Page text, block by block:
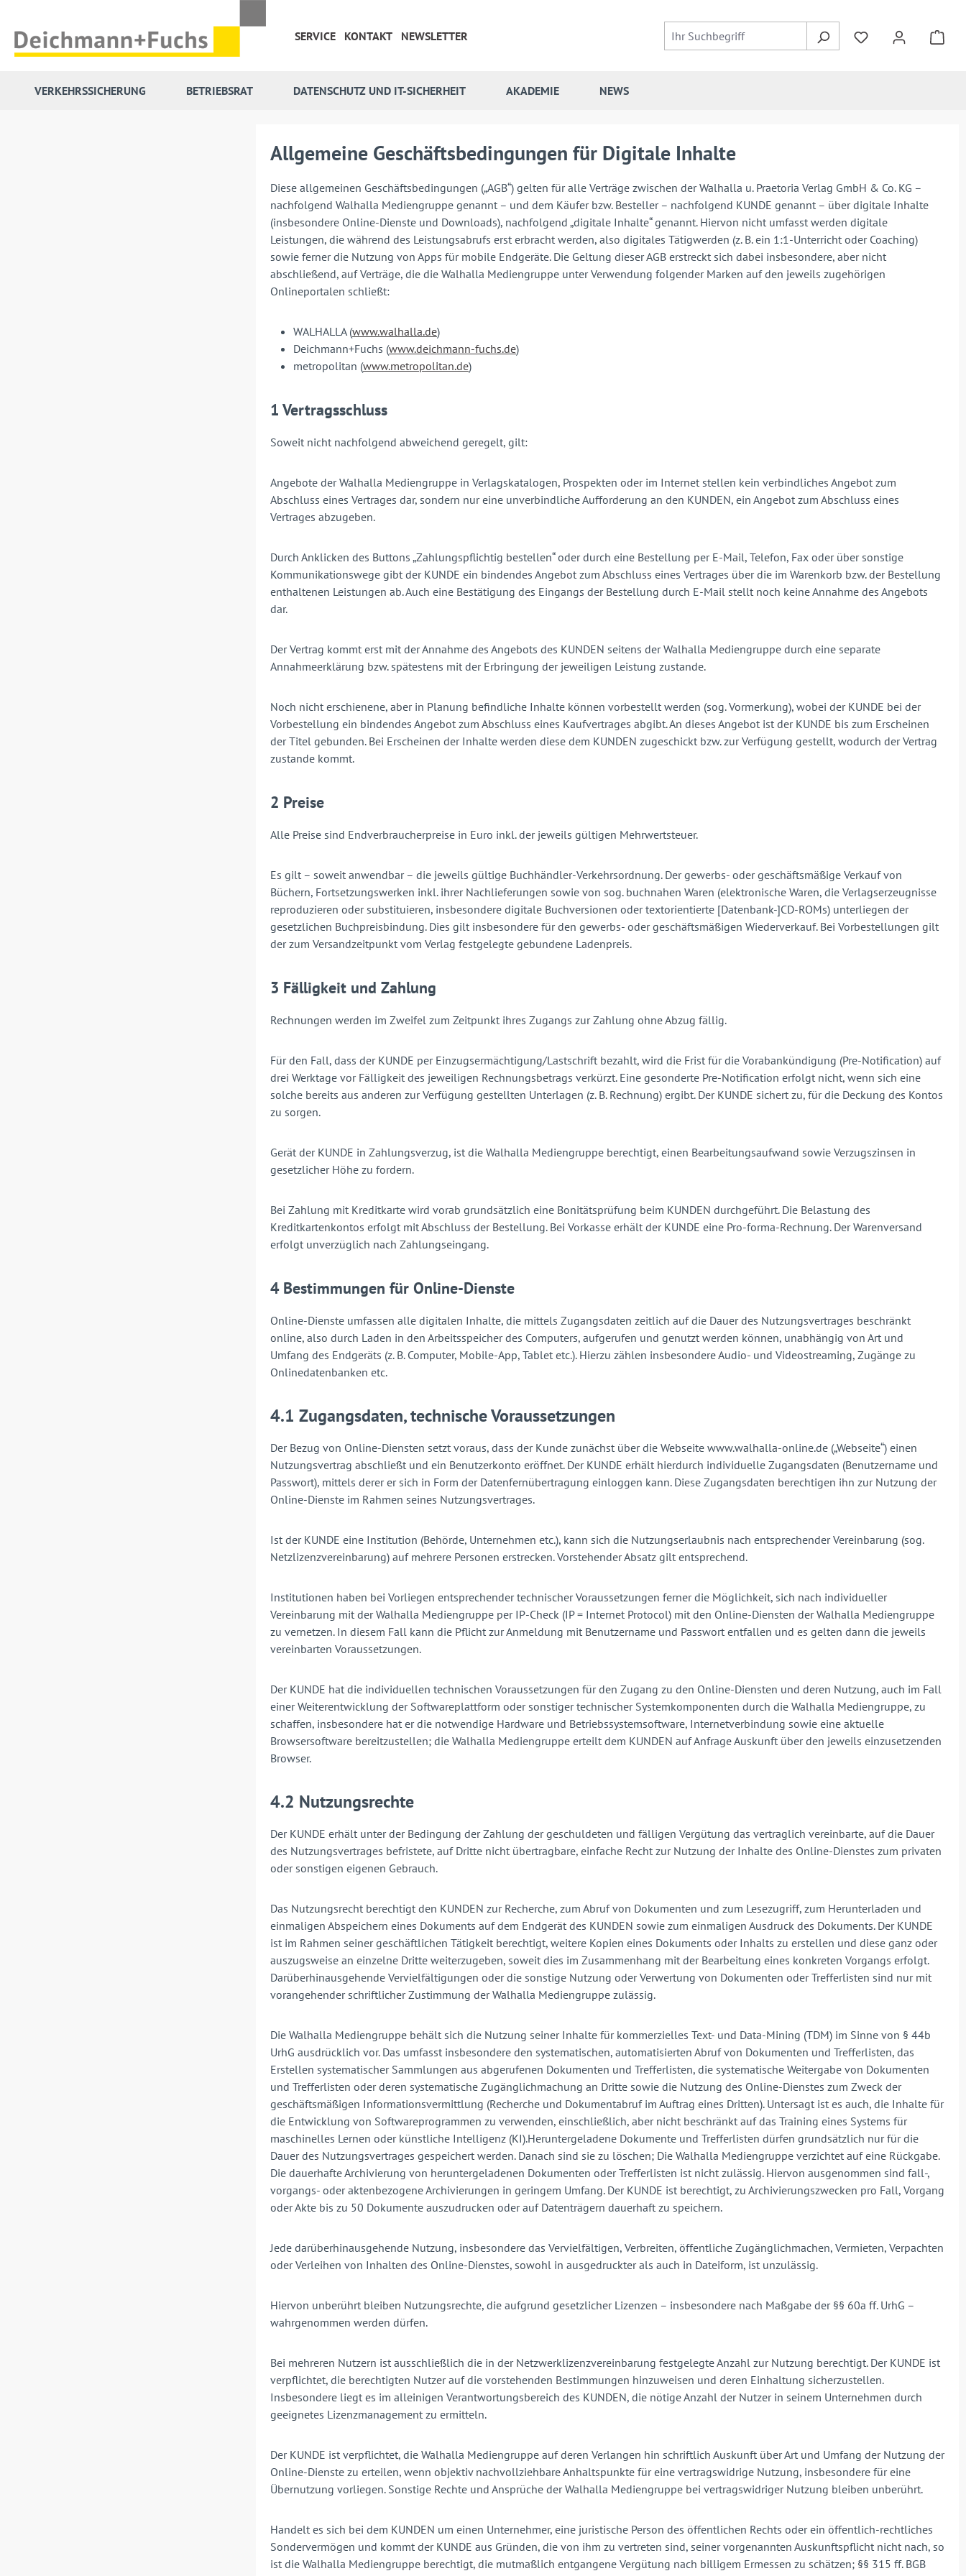
SERVICE
KONTAKT NEWSLETTER
VERKEHRSSICHERUNG BETRIEBSRAT DATENSCHUTZ UND IT-SICHERHEIT AKADEMIE NEWS
Allgemeine Geschäftsbedingungen für Digitale Inhalte
Diese allgemeinen Geschäftsbedingungen („AGB“) gelten für alle Verträge zwischen der Walhalla u. Praetoria Verlag GmbH & Co. KG –
nachfolgend Walhalla Mediengruppe genannt – und dem Käufer bzw. Besteller – nachfolgend KUNDE genannt – über digitale Inhalte
(insbesondere Online-Dienste und Downloads), nachfolgend „digitale Inhalte“ genannt. Hiervon nicht umfasst werden digitale
Leistungen, die während des Leistungsabrufs erst erbracht werden, also digitales Tätigwerden (z. B. ein 1:1-Unterricht oder Coaching)
sowie ferner die Nutzung von Apps für mobile Endgeräte. Die Geltung dieser AGB erstreckt sich dabei insbesondere, aber nicht
abschließend, auf Verträge, die die Walhalla Mediengruppe unter Verwendung folgender Marken auf den jeweils zugehörigen
Onlineportalen schließt:
WALHALLA (www.walhalla.de)
Deichmann+Fuchs (www.deichmann-fuchs.de)
metropolitan (www.metropolitan.de)
1 Vertragsschluss
Soweit nicht nachfolgend abweichend geregelt, gilt:
Angebote der Walhalla Mediengruppe in Verlagskatalogen, Prospekten oder im Internet stellen kein verbindliches Angebot zum
Abschluss eines Vertrages dar, sondern nur eine unverbindliche Aufforderung an den KUNDEN, ein Angebot zum Abschluss eines
Vertrages abzugeben.
Durch Anklicken des Buttons „Zahlungspflichtig bestellen“ oder durch eine Bestellung per E-Mail, Telefon, Fax oder über sonstige
Kommunikationswege gibt der KUNDE ein bindendes Angebot zum Abschluss eines Vertrages über die im Warenkorb bzw. der Bestellung
enthaltenen Leistungen ab. Auch eine Bestätigung des Eingangs der Bestellung durch E-Mail stellt noch keine Annahme des Angebots
dar.
Der Vertrag kommt erst mit der Annahme des Angebots des KUNDEN seitens der Walhalla Mediengruppe durch eine separate
Annahmeerklärung bzw. spätestens mit der Erbringung der jeweiligen Leistung zustande.
Noch nicht erschienene, aber in Planung befindliche Inhalte können vorbestellt werden (sog. Vormerkung), wobei der KUNDE bei der
Vorbestellung ein bindendes Angebot zum Abschluss eines Kaufvertrages abgibt. An dieses Angebot ist der KUNDE bis zum Erscheinen
der Titel gebunden. Bei Erscheinen der Inhalte werden diese dem KUNDEN zugeschickt bzw. zur Verfügung gestellt, wodurch der Vertrag
zustande kommt.
2 Preise
Alle Preise sind Endverbraucherpreise in Euro inkl. der jeweils gültigen Mehrwertsteuer.
Es gilt – soweit anwendbar – die jeweils gültige Buchhändler-Verkehrsordnung. Der gewerbs- oder geschäftsmäßige Verkauf von
Büchern, Fortsetzungswerken inkl. ihrer Nachlieferungen sowie von sog. buchnahen Waren (elektronische Waren, die Verlagserzeugnisse
reproduzieren oder substituieren, insbesondere digitale Buchversionen oder textorientierte [Datenbank-]CD-ROMs) unterliegen der
gesetzlichen Buchpreisbindung. Dies gilt insbesondere für den gewerbs- oder geschäftsmäßigen Wiederverkauf. Bei Vorbestellungen gilt
der zum Versandzeitpunkt vom Verlag festgelegte gebundene Ladenpreis.
3 Fälligkeit und Zahlung
Rechnungen werden im Zweifel zum Zeitpunkt ihres Zugangs zur Zahlung ohne Abzug fällig.
Für den Fall, dass der KUNDE per Einzugsermächtigung/Lastschrift bezahlt, wird die Frist für die Vorabankündigung (Pre-Notification) auf
drei Werktage vor Fälligkeit des jeweiligen Rechnungsbetrags verkürzt. Eine gesonderte Pre-Notification erfolgt nicht, wenn sich eine
solche bereits aus anderen zur Verfügung gestellten Unterlagen (z. B. Rechnung) ergibt. Der KUNDE sichert zu, für die Deckung des Kontos
zu sorgen.
Gerät der KUNDE in Zahlungsverzug, ist die Walhalla Mediengruppe berechtigt, einen Bearbeitungsaufwand sowie Verzugszinsen in
gesetzlicher Höhe zu fordern.
Bei Zahlung mit Kreditkarte wird vorab grundsätzlich eine Bonitätsprüfung beim KUNDEN durchgeführt. Die Belastung des
Kreditkartenkontos erfolgt mit Abschluss der Bestellung. Bei Vorkasse erhält der KUNDE eine Pro-forma-Rechnung. Der Warenversand
erfolgt unverzüglich nach Zahlungseingang.
4 Bestimmungen für Online-Dienste
Online-Dienste umfassen alle digitalen Inhalte, die mittels Zugangsdaten zeitlich auf die Dauer des Nutzungsvertrages beschränkt
online, also durch Laden in den Arbeitsspeicher des Computers, aufgerufen und genutzt werden können, unabhängig von Art und
Umfang des Endgeräts (z. B. Computer, Mobile-App, Tablet etc.). Hierzu zählen insbesondere Audio- und Videostreaming, Zugänge zu
Onlinedatenbanken etc.
4.1 Zugangsdaten, technische Voraussetzungen
Der Bezug von Online-Diensten setzt voraus, dass der Kunde zunächst über die Webseite www.walhalla-online.de („Webseite“) einen
Nutzungsvertrag abschließt und ein Benutzerkonto eröffnet. Der KUNDE erhält hierdurch individuelle Zugangsdaten (Benutzername und
Passwort), mittels derer er sich in Form der Datenfernübertragung einloggen kann. Diese Zugangsdaten berechtigen ihn zur Nutzung der
Online-Dienste im Rahmen seines Nutzungsvertrages.
Ist der KUNDE eine Institution (Behörde, Unternehmen etc.), kann sich die Nutzungserlaubnis nach entsprechender Vereinbarung (sog.
Netzlizenzvereinbarung) auf mehrere Personen erstrecken. Vorstehender Absatz gilt entsprechend.
Institutionen haben bei Vorliegen entsprechender technischer Voraussetzungen ferner die Möglichkeit, sich nach individueller
Vereinbarung mit der Walhalla Mediengruppe per IP-Check (IP = Internet Protocol) mit den Online-Diensten der Walhalla Mediengruppe
zu vernetzen. In diesem Fall kann die Pflicht zur Anmeldung mit Benutzername und Passwort entfallen und es gelten dann die jeweils
vereinbarten Voraussetzungen.
Der KUNDE hat die individuellen technischen Voraussetzungen für den Zugang zu den Online-Diensten und deren Nutzung, auch im Fall
einer Weiterentwicklung der Softwareplattform oder sonstiger technischer Systemkomponenten durch die Walhalla Mediengruppe, zu
schaffen, insbesondere hat er die notwendige Hardware und Betriebssystemsoftware, Internetverbindung sowie eine aktuelle
Browsersoftware bereitzustellen; die Walhalla Mediengruppe erteilt dem KUNDEN auf Anfrage Auskunft über den jeweils einzusetzenden
Browser.
4.2 Nutzungsrechte
Der KUNDE erhält unter der Bedingung der Zahlung der geschuldeten und fälligen Vergütung das vertraglich vereinbarte, auf die Dauer
des Nutzungsvertrages befristete, auf Dritte nicht übertragbare, einfache Recht zur Nutzung der Inhalte des Online-Dienstes zum privaten
oder sonstigen eigenen Gebrauch.
Das Nutzungsrecht berechtigt den KUNDEN zur Recherche, zum Abruf von Dokumenten und zum Lesezugriff, zum Herunterladen und
einmaligen Abspeichern eines Dokuments auf dem Endgerät des KUNDEN sowie zum einmaligen Ausdruck des Dokuments. Der KUNDE
ist im Rahmen seiner geschäftlichen Tätigkeit berechtigt, weitere Kopien eines Dokuments oder Inhalts zu erstellen und diese ganz oder
auszugsweise an einzelne Dritte weiterzugeben, soweit dies im Zusammenhang mit der Bearbeitung eines konkreten Vorgangs erfolgt.
Darüberhinausgehende Vervielfältigungen oder die sonstige Nutzung oder Verwertung von Dokumenten oder Trefferlisten sind nur mit
vorangehender schriftlicher Zustimmung der Walhalla Mediengruppe zulässig.
Die Walhalla Mediengruppe behält sich die Nutzung seiner Inhalte für kommerzielles Text- und Data-Mining (TDM) im Sinne von § 44b
UrhG ausdrücklich vor. Das umfasst insbesondere den systematischen, automatisierten Abruf von Dokumenten und Trefferlisten, das
Erstellen systematischer Sammlungen aus abgerufenen Dokumenten und Trefferlisten, die systematische Weitergabe von Dokumenten
und Trefferlisten oder deren systematische Zugänglichmachung an Dritte sowie die Nutzung des Online-Dienstes zum Zweck der
geschäftsmäßigen Informationsvermittlung (Recherche und Dokumentabruf im Auftrag eines Dritten). Untersagt ist es auch, die Inhalte für
die Entwicklung von Softwareprogrammen zu verwenden, einschließlich, aber nicht beschränkt auf das Training eines Systems für
maschinelles Lernen oder künstliche Intelligenz (KI).Heruntergeladene Dokumente und Trefferlisten dürfen grundsätzlich nur für die
Dauer des Nutzungsvertrages gespeichert werden. Danach sind sie zu löschen; Die Walhalla Mediengruppe verzichtet auf eine Rückgabe.
Die dauerhafte Archivierung von heruntergeladenen Dokumenten oder Trefferlisten ist nicht zulässig. Hiervon ausgenommen sind fall-,
vorgangs- oder aktenbezogene Archivierungen in geringem Umfang. Der KUNDE ist berechtigt, zu Archivierungszwecken pro Fall, Vorgang
oder Akte bis zu 50 Dokumente auszudrucken oder auf Datenträgern dauerhaft zu speichern.
Jede darüberhinausgehende Nutzung, insbesondere das Vervielfältigen, Verbreiten, öffentliche Zugänglichmachen, Vermieten, Verpachten
oder Verleihen von Inhalten des Online-Dienstes, sowohl in ausgedruckter als auch in Dateiform, ist unzulässig.
Hiervon unberührt bleiben Nutzungsrechte, die aufgrund gesetzlicher Lizenzen – insbesondere nach Maßgabe der §§ 60a ff. UrhG –
wahrgenommen werden dürfen.
Bei mehreren Nutzern ist ausschließlich die in der Netzwerklizenzvereinbarung festgelegte Anzahl zur Nutzung berechtigt. Der KUNDE ist
verpflichtet, die berechtigten Nutzer auf die vorstehenden Bestimmungen hinzuweisen und deren Einhaltung sicherzustellen.
Insbesondere liegt es im alleinigen Verantwortungsbereich des KUNDEN, die nötige Anzahl der Nutzer in seinem Unternehmen durch
geeignetes Lizenzmanagement zu ermitteln.
Der KUNDE ist verpflichtet, die Walhalla Mediengruppe auf deren Verlangen hin schriftlich Auskunft über Art und Umfang der Nutzung der
Online-Dienste zu erteilen, wenn objektiv nachvollziehbare Anhaltspunkte für eine vertragswidrige Nutzung, insbesondere für eine
Übernutzung vorliegen. Sonstige Rechte und Ansprüche der Walhalla Mediengruppe bei vertragswidriger Nutzung bleiben unberührt.
Handelt es sich bei dem KUNDEN um einen Unternehmer, eine juristische Person des öffentlichen Rechts oder ein öffentlich-rechtliches
Sondervermögen und kommt der KUNDE aus Gründen, die von ihm zu vertreten sind, seiner vorgenannten Auskunftspflicht nicht nach, so
ist die Walhalla Mediengruppe berechtigt, die mutmaßlich entgangene Vergütung nach billigem Ermessen zu schätzen; §§ 315 ff. BGB